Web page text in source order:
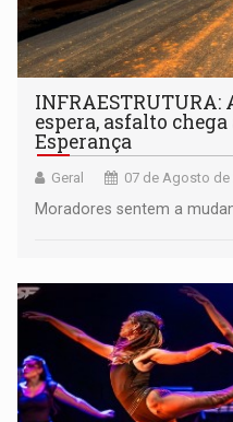
INFRAESTRUTURA:
espera, asfalto
Esperança
Geral 07 de Agosto de
Moradores sentem a